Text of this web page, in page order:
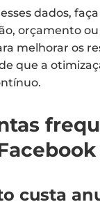
dados,
orçamento
melhorar os
que a
custa